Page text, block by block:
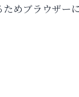
めブラウザー